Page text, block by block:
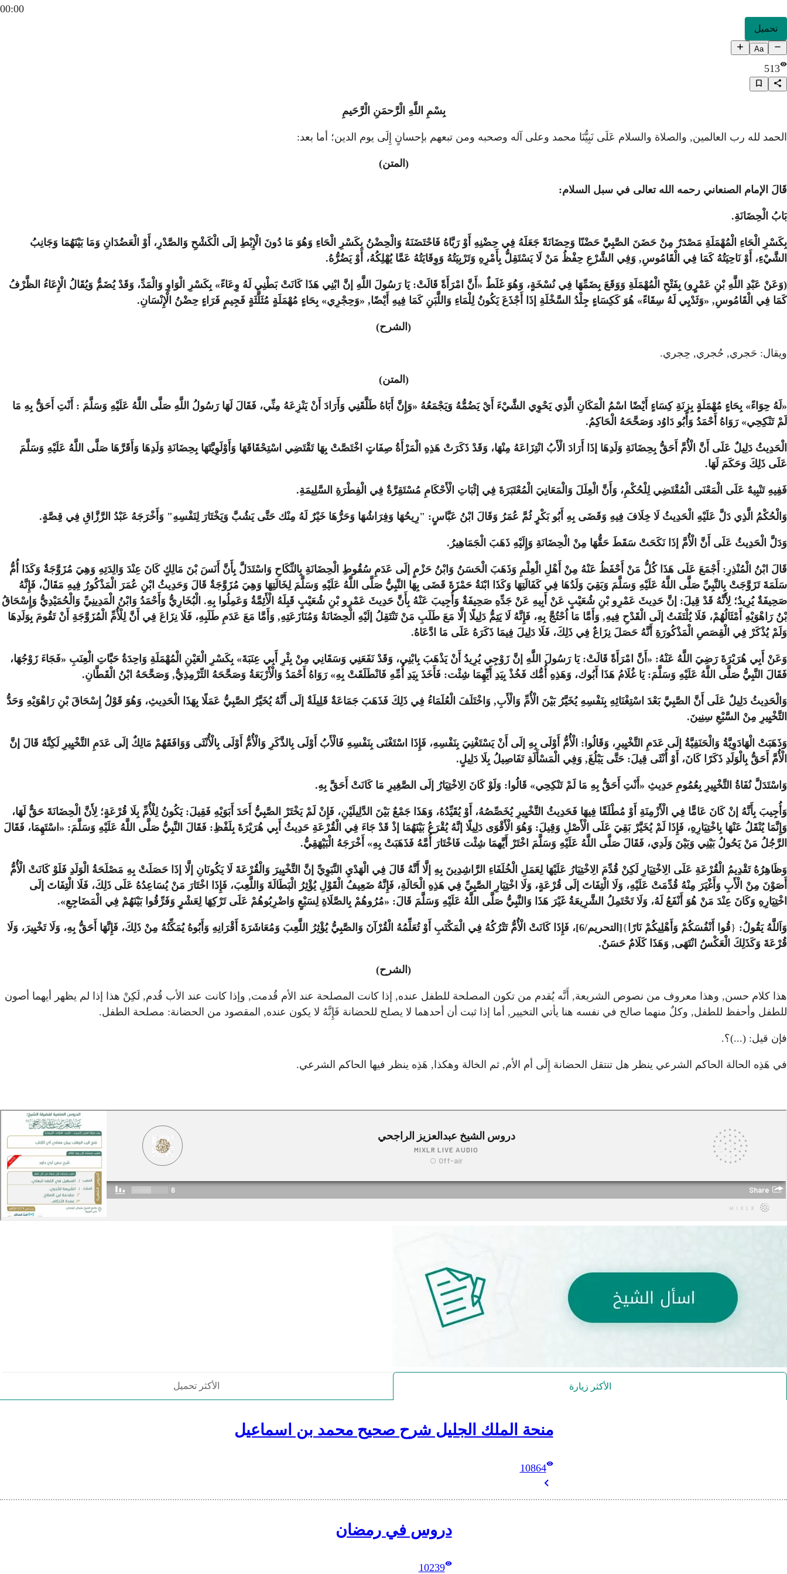
00:00
تحميل
Aa
513
بِسْمِ اللَّهِ الْرَّحمَنِ الْرَّحَيمِ
الحمد لله رب العالمين, والصلاة والسلام عَلَى نَبِيُّنَا محمد وعلى آله وصحبه ومن تبعهم بإحسانٍ إِلَى يوم الدين؛ أما بعد:
(المتن)
قَالَ الإمام الصنعاني رحمه الله تعالى في سبل السلام:
بَابُ الْحِضَانَةِ.
بِكَسْرِ الْحَاءِ الْمُهْمَلَةِ مَصْدَرٌ مِنْ حَضَنَ الصَّبِيَّ حَضْنًا وَحِضَانَةً جَعَلَهُ فِي حِضْنِهِ أَوْ رَبَّاهُ فَاحْتَضَنَهُ وَالْحِضْنُ بِكَسْرِ الْحَاءِ وَهُوَ مَا دُونَ الْإِبْطِ إلَى الْكَشْحِ وَالصَّدْرِ، أَوْ الْعَضُدَانِ وَمَا بَيْنَهُمَا وَجَانِبُ
الشَّيْءِ، أَوْ نَاحِيَتُهُ كَمَا فِي الْقَامُوسِ, وَفِي الشَّرْعِ حِفْظُ مَنْ لَا يَسْتَقِلُّ بِأَمْرِهِ وَتَرْبِيَتُهُ وَوِقَايَتُهُ عَمَّا يُهْلِكُهُ، أَوْ يَضُرُّهُ.
(وَعَنْ عَبْدِ اللَّهِ بْنِ عَمْرٍو) بِفَتْحِ الْمُهْمَلَةِ وَوَقَعَ بِضَمِّهَا فِي نُسْخَةٍ، وَهُوَ غَلَطٌ «أَنَّ امْرَأَةً قَالَتْ: يَا رَسُولَ اللَّهِ إنَّ ابْنِي هَذَا كَانَتْ بَطْنِي لَهُ وِعَاءً» بِكَسْرِ الْوَاوِ وَالْمَدِّ، وَقَدْ يُضَمُّ وَيُقَالُ الْإِعَاءُ الظَّرْفُ
كَمَا فِي الْقَامُوسِ, «وَثَدْيِي لَهُ سِقَاءً» هُوَ كَكِسَاءٍ جِلْدُ السَّخْلَةِ إذَا أَجْذَعَ يَكُونُ لِلْمَاءِ وَاللَّبَنِ كَمَا فِيهِ أَيْضًا, «وَحِجْرِي» بِحَاءٍ مُهْمَلَةٍ مُثَلَّثَةٍ فَجِيمٍ فَرَاءٍ حِضْنُ الْإِنْسَانِ.
(الشرح)
ويقال: حَجري, حُجري, حِجري.
(المتن)
«لَهُ حِوَاءً» بِحَاءٍ مُهْمَلَةٍ بِزِنَةِ كِسَاءٍ أَيْضًا اسْمُ الْمَكَانِ الَّذِي يَحْوِي الشَّيْءَ أَيْ يَضُمُّهُ وَيَجْمَعُهُ «وَإِنَّ أَبَاهُ طَلَّقَنِي وَأَرَادَ أَنْ يَنْزِعَهُ مِنِّي، فَقَالَ لَهَا رَسُولُ اللَّهِ صَلَّى اللَّهُ عَلَيْهِ وَسَلَّمَ : أَنْتِ أَحَقُّ بِهِ مَا
لَمْ تَنْكِحِي» رَوَاهُ أَحْمَدُ وَأَبُو دَاوُد وَصَحَّحَهُ الْحَاكِمُ.
الْحَدِيثُ دَلِيلٌ عَلَى أَنَّ الْأُمَّ أَحَقُّ بِحِضَانَةِ وَلَدِهَا إذَا أَرَادَ الْأَبُ انْتِزَاعَهُ مِنْهَا، وَقَدْ ذَكَرَتْ هَذِهِ الْمَرْأَةُ صِفَاتٍ اخْتَصَّتْ بِهَا تَقْتَضِي اسْتِحْقَاقَهَا وَأَوْلَوِيَّتَهَا بِحِضَانَةِ وَلَدِهَا وَأَقَرَّهَا صَلَّى اللَّهُ عَلَيْهِ وَسَلَّمَ
عَلَى ذَلِكَ وَحَكَمَ لَهَا.
فَفِيهِ تَنْبِيهٌ عَلَى الْمَعْنَى الْمُقْتَضِي لِلْحُكْمِ، وَأَنَّ الْعِلَلَ وَالْمَعَانِيَ الْمُعْتَبَرَةَ فِي إثْبَاتِ الْأَحْكَامِ مُسْتَقِرَّةٌ فِي الْفِطْرَةِ السَّلِيمَةِ.
وَالْحُكْمُ الَّذِي دَلَّ عَلَيْهِ الْحَدِيثُ لَا خِلَافَ فِيهِ وَقَضَى بِهِ أَبُو بَكْرٍ ثُمَّ عُمَرُ وَقَالَ ابْنُ عَبَّاسٍ: "رِيحُهَا وَفِرَاشُهَا وَحَرُّهَا خَيْرٌ لَهُ مِنْك حَتَّى يَشُبَّ وَيَخْتَارَ لِنَفْسِهِ" وَأَخْرَجَهُ عَبْدُ الرَّزَّاقِ فِي قِصَّةٍ.
وَدَلَّ الْحَدِيثُ عَلَى أَنَّ الْأُمَّ إذَا نَكَحَتْ سَقَطَ حَقُّهَا مِنْ الْحِضَانَةِ وَإِلَيْهِ ذَهَبَ الْجَمَاهِيرُ.
قَالَ ابْنُ الْمُنْذِرِ: أَجْمَعَ عَلَى هَذَا كُلُّ مَنْ أَحْفَظُ عَنْهُ مِنْ أَهْلِ الْعِلْمِ وَذَهَبَ الْحَسَنُ وَابْنُ حَزْمٍ إلَى عَدَمِ سُقُوطِ الْحِضَانَةِ بِالنِّكَاحِ وَاسْتَدَلَّ بِأَنَّ أَنَسَ بْنَ مَالِكٍ كَانَ عِنْدَ وَالِدَتِهِ وَهِيَ مُزَوَّجَةٌ وَكَذَا أُمُّ
سَلَمَةَ تَزَوَّجَتْ بِالنَّبِيِّ صَلَّى اللَّهُ عَلَيْهِ وَسَلَّمَ وَبَقِيَ وَلَدُهَا فِي كَفَالَتِهَا وَكَذَا ابْنَةُ حَمْزَةَ قَضَى بِهَا النَّبِيُّ صَلَّى اللَّهُ عَلَيْهِ وَسَلَّمَ لِخَالَتِهَا وَهِيَ مُزَوَّجَةٌ قَالَ وَحَدِيثُ ابْنِ عُمَرَ الْمَذْكُورُ فِيهِ مَقَالٌ، فَإِنَّهُ
صَحِيفَةٌ يُرِيدُ؛ لِأَنَّهُ قَدْ قِيلَ: إنَّ حَدِيثَ عَمْرِو بْنِ شُعَيْبٍ عَنْ أَبِيهِ عَنْ جَدِّهِ صَحِيفَةٌ وَأُجِيبَ عَنْهُ بِأَنَّ حَدِيثَ عَمْرِو بْنِ شُعَيْبٍ قَبِلَهُ الْأَئِمَّةُ وَعَمِلُوا بِهِ. الْبُخَارِيُّ وَأَحْمَدُ وَابْنُ الْمَدِينِيِّ وَالْحُمَيْدِيُّ وَإِسْحَاقُ
بْنُ رَاهْوَيْهِ أَمْثَالُهُمْ، فَلَا يُلْتَفَتُ إلَى الْقَدْحِ فِيهِ, وَأَمَّا مَا اُحْتُجَّ بِهِ، فَإِنَّهُ لَا يَتِمُّ دَلِيلًا إلَّا مَعَ طَلَبِ مَنْ تَنْتَقِلُ إلَيْهِ الْحِضَانَةُ وَمُنَازَعَتِهِ, وَأَمَّا مَعَ عَدَمِ طَلَبِهِ، فَلَا نِزَاعَ فِي أَنَّ لِلْأُمِّ الْمُزَوَّجَةِ أَنْ تَقُومَ بِوَلَدِهَا
وَلَمْ يُذْكَرْ فِي الْقِصَصِ الْمَذْكُورَةِ أَنَّهُ حَصَلَ نِزَاعٌ فِي ذَلِكَ، فَلَا دَلِيلَ فِيمَا ذَكَرَهُ عَلَى مَا ادَّعَاهُ.
وَعَنْ أَبِي هُرَيْرَةَ رَضِيَ اللَّهُ عَنْهُ: «أَنَّ امْرَأَةً قَالَتْ: يَا رَسُولَ اللَّهِ إنَّ زَوْجِي يُرِيدُ أَنْ يَذْهَبَ بِابْنِي، وَقَدْ نَفَعَنِي وَسَقَانِي مِنْ بِئْرِ أَبِي عِنَبَةَ» بِكَسْرِ الْعَيْنِ الْمُهْمَلَةِ وَاحِدَةُ حَبَّاتِ الْعِنَبِ «فَجَاءَ زَوْجُهَا،
فَقَالَ النَّبِيُّ صَلَّى اللَّهُ عَلَيْهِ وَسَلَّمَ: يَا غُلَامُ هَذَا أَبُوك، وَهَذِهِ أُمُّك فَخُذْ بِيَدِ أَيِّهِمَا شِئْت: فَأَخَذَ بِيَدِ أُمِّهِ فَانْطَلَقَتْ بِهِ» رَوَاهُ أَحْمَدُ وَالْأَرْبَعَةُ وَصَحَّحَهُ التِّرْمِذِيُّ, وَصَحَّحَهُ ابْنُ الْقَطَّانِ.
وَالْحَدِيثُ دَلِيلٌ عَلَى أَنَّ الصَّبِيَّ بَعْدَ اسْتِغْنَائِهِ بِنَفْسِهِ يُخَيَّرُ بَيْنَ الْأُمِّ وَالْأَبِ, وَاخْتَلَفَ الْعُلَمَاءُ فِي ذَلِكَ فَذَهَبَ جَمَاعَةٌ قَلِيلَةٌ إلَى أَنَّهُ يُخَيَّرُ الصَّبِيُّ عَمَلًا بِهَذَا الْحَدِيثِ، وَهُوَ قَوْلُ إِسْحَاقَ بْنِ رَاهْوَيْهِ وَحَدُّ
التَّخْيِيرِ مِنْ السَّبْعِ سِنِينَ.
وَذَهَبَتْ الْهَادَوِيَّةُ وَالْحَنَفِيَّةُ إلَى عَدَمِ التَّخْيِيرِ، وَقَالُوا: الْأُمُّ أَوْلَى بِهِ إلَى أَنْ يَسْتَغْنِيَ بِنَفْسِهِ، فَإِذَا اسْتَغْنَى بِنَفْسِهِ فَالْأَبُ أَوْلَى بِالذَّكَرِ وَالْأُمُّ أَوْلَى بِالْأُنْثَى وَوَافَقَهُمْ مَالِكٌ إلَى عَدَمِ التَّخْيِيرِ لَكِنَّهُ قَالَ إنَّ
الْأُمَّ أَحَقُّ بِالْوَلَدِ ذَكَرًا كَانَ، أَوْ أُنْثَى قِيلَ: حَتَّى يَبْلُغَ, وَفِي الْمَسْأَلَةِ تَفَاصِيلُ بِلَا دَلِيلٍ.
وَاسْتَدَلَّ نُفَاةُ التَّخْيِيرِ بِعُمُومِ حَدِيثِ «أَنْتِ أَحَقُّ بِهِ مَا لَمْ تَنْكِحِي» قَالُوا: وَلَوْ كَانَ الِاخْتِيَارُ إلَى الصَّغِيرِ مَا كَانَتْ أَحَقَّ بِهِ.
وَأُجِيبَ بِأَنَّهُ إنْ كَانَ عَامًّا فِي الْأَزْمِنَةِ أَوْ مُطْلَقًا فِيهَا فَحَدِيثُ التَّخْيِيرِ يُخَصِّصُهُ، أَوْ يُقَيِّدُهُ، وَهَذَا جَمْعٌ بَيْنَ الدَّلِيلَيْنِ، فَإِنْ لَمْ يَخْتَرْ الصَّبِيُّ أَحَدَ أَبَوَيْهِ فَقِيلَ: يَكُونُ لِلْأُمِّ بِلَا قُرْعَةٍ؛ لِأَنَّ الْحِضَانَةَ حَقٌّ لَهَا،
وَإِنَّمَا يُنْقَلُ عَنْهَا بِاخْتِيَارِهِ، فَإِذَا لَمْ يُخَيَّرْ بَقِيَ عَلَى الْأَصْلِ وَقِيلَ: وَهُوَ الْأَقْوَى دَلِيلًا إنَّهُ يُقْرَعُ بَيْنَهُمَا إذْ قَدْ جَاءَ فِي الْقُرْعَةِ حَدِيثُ أَبِي هُرَيْرَةَ بِلَفْظِ: فَقَالَ النَّبِيُّ صَلَّى اللَّهُ عَلَيْهِ وَسَلَّمَ: «اسْتَهِمَا، فَقَالَ
الرَّجُلُ مَنْ يَحُولُ بَيْنِي وَبَيْنَ وَلَدِي، فَقَالَ صَلَّى اللَّهُ عَلَيْهِ وَسَلَّمَ اخْتَرْ أَيَّهمَا شِئْت فَاخْتَارَ أُمَّهُ فَذَهَبَتْ بِهِ» أَخْرَجَهُ الْبَيْهَقِيُّ.
وَظَاهِرُهُ تَقْدِيمُ الْقُرْعَةِ عَلَى الِاخْتِيَارِ لَكِنْ قُدِّمَ الِاخْتِيَارُ عَلَيْهَا لِعَمَلِ الْخُلَفَاءِ الرَّاشِدِينَ بِهِ إلَّا أَنَّهُ قَالَ فِي الْهَدْيِ النَّبَوِيِّ إنَّ التَّخْيِيرَ وَالْقُرْعَةَ لَا يَكُونَانِ إلَّا إذَا حَصَلَتْ بِهِ مَصْلَحَةُ الْوَلَدِ فَلَوْ كَانَتْ الْأُمُّ
أَصَوْنَ مِنْ الْأَبِ وَأَغْيَرَ مِنْهُ قُدِّمَتْ عَلَيْهِ، وَلَا الْتِفَاتَ إلَى قُرْعَةٍ، وَلَا اخْتِيَارِ الصَّبِيِّ فِي هَذِهِ الْحَالَةِ، فَإِنَّهُ ضَعِيفُ الْقَوْلِ يُؤْثِرُ الْبَطَالَةَ وَاللَّعِبَ، فَإِذَا اخْتَارَ مَنْ يُسَاعِدُهُ عَلَى ذَلِكَ، فَلَا الْتِفَاتَ إلَى
اخْتِيَارِهِ وَكَانَ عِنْدَ مَنْ هُوَ أَنْفَعُ لَهُ، وَلَا تَحْتَمِلُ الشَّرِيعَةُ غَيْرَ هَذَا وَالنَّبِيُّ صَلَّى اللَّهُ عَلَيْهِ وَسَلَّمَ قَالَ: «مُرُوهُمْ بِالصَّلَاةِ لِسَبْعٍ وَاضْرِبُوهُمْ عَلَى تَرْكِهَا لِعَشْرٍ وَفَرِّقُوا بَيْنَهُمْ فِي الْمَضَاجِعِ».
وَاَللَّهُ يَقُولُ: {قُوا أَنْفُسَكُمْ وَأَهْلِيكُمْ نَارًا }[التحريم/6]
، فَإِذَا كَانَتْ الْأُمُّ تَتْرُكُهُ فِي الْمَكْتَبِ أَوْ تُعَلِّمُهُ الْقُرْآنَ وَالصَّبِيُّ يُؤْثِرُ اللَّعِبَ وَمُعَاشَرَةَ أَقْرَانِهِ وَأَبُوهُ يُمَكِّنُهُ مِنْ ذَلِكَ، فَإِنَّهَا أَحَقُّ بِهِ، وَلَا تَخْيِيرَ، وَلَا
قُرْعَةَ وَكَذَلِكَ الْعَكْسُ انْتَهَى, وَهَذَا كَلَامٌ حَسَنٌ.
(الشرح)
هذا كلام حسن, وهذا معروف من نصوص الشريعة, أَنَّه يُقدم من تكون المصلحة للطفل عنده, إذا كانت المصلحة عند الأم قُدمت, وإذا كانت عند الأب قُدم, لَكِنْ هذا إذا لم يظهر أيهما أصون
للطفل وأحفظ للطفل, وكلٌ منهما صالح في نفسه هنا يأتي التخيير, أما إذا ثبت أن أحدهما لا يصلح للحضانة فَإِنَّهُ لا يكون عنده, المقصود من الحضانة: مصلحة الطفل.
فإن قيل: (...)؟.
في هَذِه الحالة الحاكم الشرعي ينظر هل تنتقل الحضانة إِلَى أم الأم, ثم الخالة وهكذا, هَذِه ينظر فيها الحاكم الشرعي.
الأكثر زيارة الأكثر تحميل
منحة الملك الجليل شرح صحيح محمد بن اسماعيل
10864
دروس في رمضان
10239